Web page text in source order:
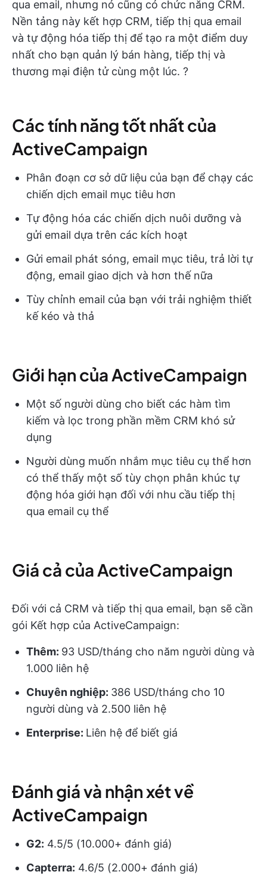
qua email, nhưng nó cũng có chức năng CRM.
Nền tảng này kết hợp CRM, tiếp thị qua email
và tự động hóa tiếp thị để tạo ra một điểm duy
nhất cho bạn quản lý bán hàng, tiếp thị và
thương mại điện tử cùng một lúc. ?
Các tính năng tốt nhất của
ActiveCampaign
Phân đoạn cơ sở dữ liệu của bạn để chạy các
chiến dịch email mục tiêu hơn
Tự động hóa các chiến dịch nuôi dưỡng và
gửi email dựa trên các kích hoạt
Gửi email phát sóng, email mục tiêu, trả lời tự
động, email giao dịch và hơn thế nữa
Tùy chỉnh email của bạn với trải nghiệm thiết
kế kéo và thả
Giới hạn của ActiveCampaign
Một số người dùng cho biết các hàm tìm
kiếm và lọc trong phần mềm CRM khó sử
dụng
Người dùng muốn nhắm mục tiêu cụ thể hơn
có thể thấy một số tùy chọn phân khúc tự
động hóa giới hạn đối với nhu cầu tiếp thị
qua email cụ thể
Giá cả của ActiveCampaign
Đối với cả CRM và tiếp thị qua email, bạn sẽ cần
gói Kết hợp của ActiveCampaign:
Thêm: 93 USD/tháng cho năm người dùng và
1.000 liên hệ
Chuyên nghiệp: 386 USD/tháng cho 10
người dùng và 2.500 liên hệ
Enterprise: Liên hệ để biết giá
Đánh giá và nhận xét về
ActiveCampaign
G2: 4.5/5 (10.000+ đánh giá)
Capterra: 4.6/5 (2.000+ đánh giá)